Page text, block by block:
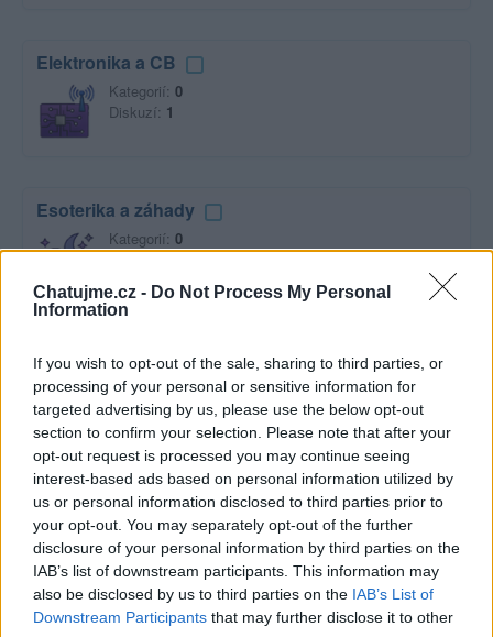
Chatujme.cz - Do Not Process My Personal
Information
If you wish to opt-out of the sale, sharing to third parties, or
processing of your personal or sensitive information for
targeted advertising by us, please use the below opt-out
section to confirm your selection. Please note that after your
opt-out request is processed you may continue seeing
interest-based ads based on personal information utilized by
us or personal information disclosed to third parties prior to
your opt-out. You may separately opt-out of the further
disclosure of your personal information by third parties on the
IAB’s list of downstream participants. This information may
also be disclosed by us to third parties on the IAB’s List of
Downstream Participants that may further disclose it to other
Elektronika a CB
Kategorií: 0
Diskuzí: 1
Esoterika a záhady
Kategorií: 0
Diskuzí:9
Film a televize
Kategorií:2
Diskuzí:19
Hudba
Kategorií:0
Diskuzí:47